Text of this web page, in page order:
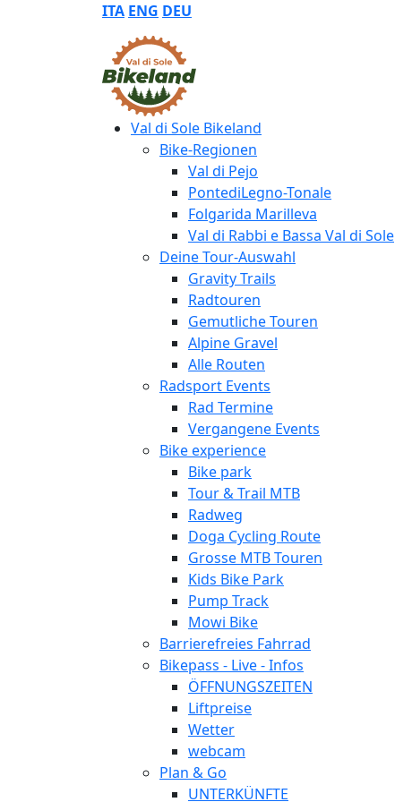
ITA ENG DEU
Val di Sole Bikeland
Bike-Regionen
Val di Pejo
PontediLegno-Tonale
Folgarida Marilleva
Val di Rabbi e Bassa Val di Sole
Deine Tour-Auswahl
Gravity Trails
Radtouren
Gemutliche Touren
Alpine Gravel
Alle Routen
Radsport Events
Rad Termine
Vergangene Events
Bike experience
Bike park
Tour & Trail MTB
Radweg
Doga Cycling Route
Grosse MTB Touren
Kids Bike Park
Pump Track
Mowi Bike
Barrierefreies Fahrrad
Bikepass - Live - Infos
ÖFFNUNGSZEITEN
Liftpreise
Wetter
webcam
Plan & Go
UNTERKÜNFTE